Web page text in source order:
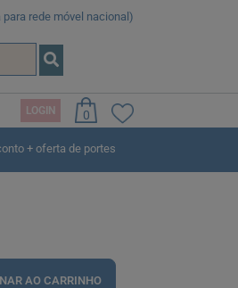
rede móvel nacional)
LOGIN 0
+ oferta de portes
AO CARRINHO